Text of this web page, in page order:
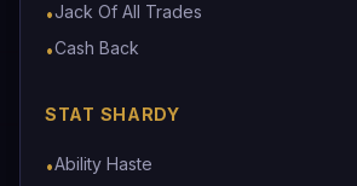
•Jack Of All Trades
•Cash Back
STAT SHARDY
•Ability Haste